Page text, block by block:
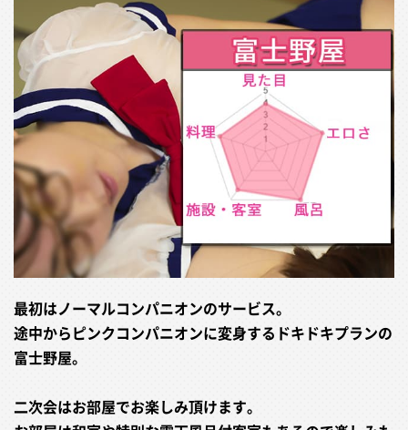
最初はノーマルコンパニオンのサービス。
途中からピンクコンパニオンに変身するドキドキプランの
富士野屋。
二次会はお部屋でお楽しみ頂けます。